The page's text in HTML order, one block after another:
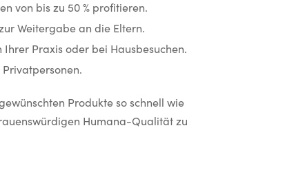
von bis zu 50 % profitieren.
Weitergabe an die Eltern.
Praxis oder bei Hausbesuchen.
Produkte so schnell wie
Humana-Qualität zu